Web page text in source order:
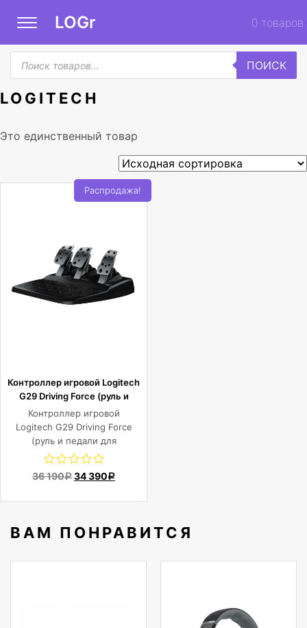
LOGr 0 товаров
Поиск
товаров
ПОИСК
LOGITECH
Это единственный товар
Распродажа!
Контроллер игровой Logitech
G29 Driving Force (руль и
педали для PlayStation4,
PlayStation3 и ПК)
Контроллер игровой
Logitech G29 Driving Force
(руль и педали для
PlayStation4, PlayStation3
36 190Р 34 390 Р
ВАМ ПОНРАВИТСЯ